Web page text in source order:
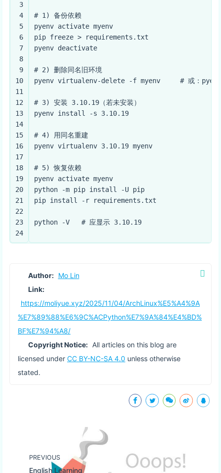
3
4
5
6
7
8
9
10
11
12
13
14
15
16
17
18
19
20
21
22
23
24
# 1) 备份依赖
pyenv activate myenv
pip freeze > requirements.txt
pyenv deactivate
# 2) 删除同名旧环境
pyenv virtualenv-delete -f myenv # 或：
# 3) 安装 3.10.19（若未安装）
pyenv install -s 3.10.19
# 4) 用同名重建
pyenv virtualenv 3.10.19 myenv
# 5) 恢复依赖
pyenv activate myenv
python -m pip install -U pip
pip install -r requirements.txt
python -V # 应显示 3.10.19
Author: Mo Lin
Link:
https://moliyue.xyz/2025/11/04/ArchLinux%E5%A4%9A
%E7%89%88%E6%9C%ACPython%E7%9A%84%E4%BD%
BF%E7%94%A8/
Copyright Notice: All articles on this blog are
licensed under CC BY-NC-SA 4.0 unless otherwise
stated.
PREVIOUS
English Learning